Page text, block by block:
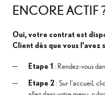
ENCORE ACTIF
Oui, votre contrat est
Client dès que vous
Etape 1 : Rendez-vous
Etape 2 : Sur l'accueil,